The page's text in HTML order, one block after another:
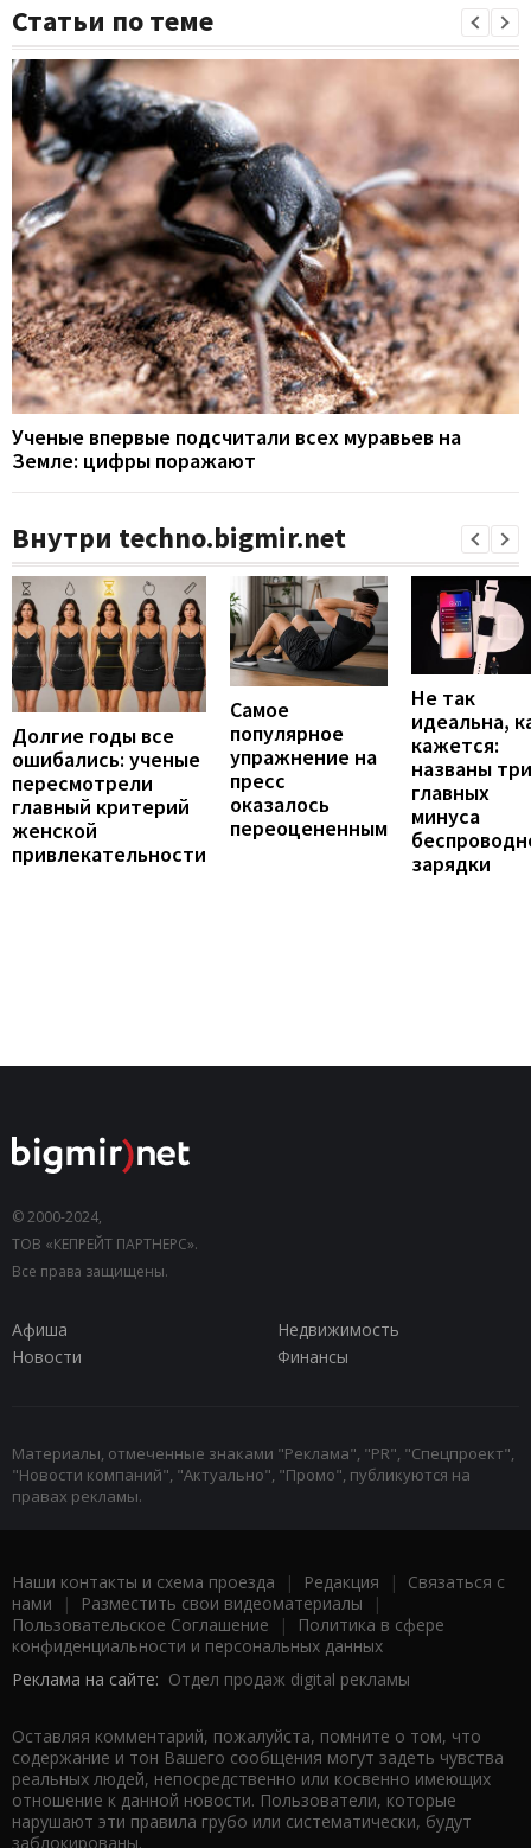
Статьи по теме
Ученые впервые подсчитали всех муравьев на
Земле: цифры поражают
Внутри techno.bigmir.net
Долгие годы все
ошибались: ученые
пересмотрели
главный критерий
женской
привлекательности
Самое
популярное
упражнение на
пресс
оказалось
переоцененным
Не так
идеальна,
кажется:
названы три
главных
минуса
зарядки
© 2000-2024,
ТОВ «КЕПРЕЙТ ПАРТНЕРС».
Все права защищены.
Афиша
Недвижимость
Новости
Финансы
Материалы, отмеченные знаками "Реклама", "PR", "Спецпроект",
"Новости компаний", "Актуально", "Промо", публикуются на
правах рекламы.
Наши контакты и схема проезда | Редакция | Связаться с
нами | Разместить свои видеоматериалы |
Пользовательское Соглашение |
Политика в сфере
конфиденциальности и персональных данных
Реклама на сайте: Отдел продаж digital рекламы
Оставляя комментарий, пожалуйста, помните о том, что
содержание и тон Вашего сообщения могут задеть чувства
реальных людей, непосредственно или косвенно имеющих
отношение к данной новости. Пользователи, которые
нарушают эти правила грубо или систематически, будут
заблокированы.